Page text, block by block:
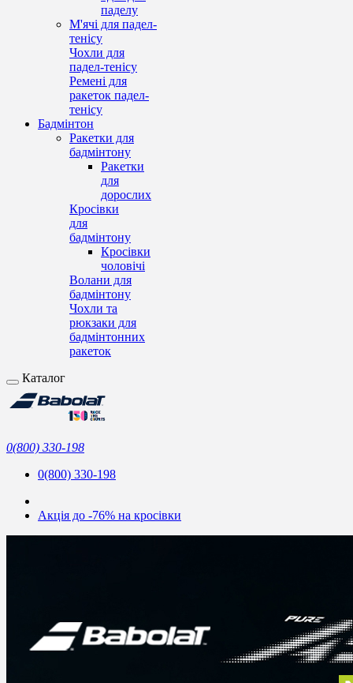
паделу
М'ячі для падел-
тенісу
Чохли для
падел-тенісу
Ремені для
ракеток падел-
тенісу
Бадмінтон
Ракетки для
бадмінтону
Ракетки
для
дорослих
Кросівки
для
бадмінтону
Кросівки
чоловічі
Волани для
бадмінтону
Чохли та
рюкзаки для
бадмінтонних
ракеток
Каталог
0(800) 330-198
0(800) 330-198
Акція до -76% на кросівки